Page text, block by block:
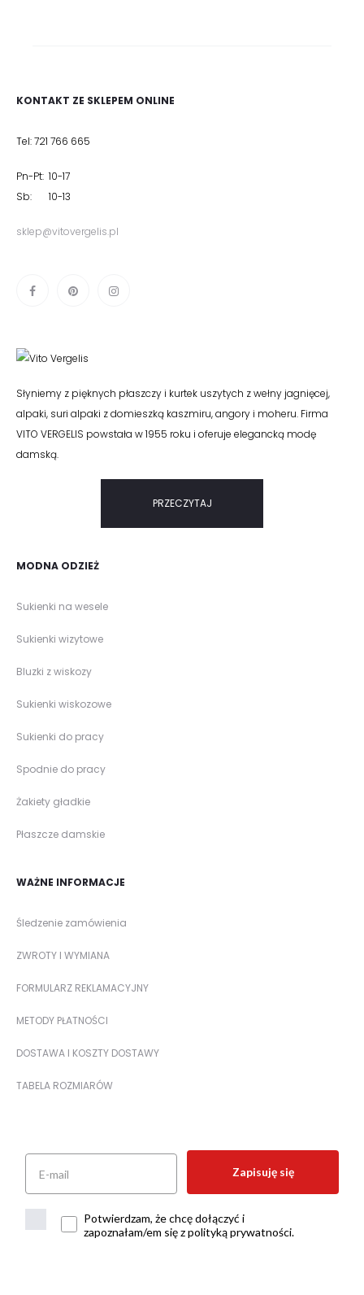
KONTAKT ZE SKLEPEM ONLINE
Tel: 721 766 665
Pn-Pt: 10-17
Sb: 10-13
sklep@vitovergelis.pl
Słyniemy z pięknych płaszczy i kurtek uszytych z wełny jagnięcej,
alpaki, suri alpaki z domieszką kaszmiru, angory i moheru. Firma
VITO VERGELIS powstała w 1955 roku i oferuje elegancką modę
damską.
PRZECZYTAJ
MODNA ODZIEŻ
Sukienki na wesele
Sukienki wizytowe
Bluzki z wiskozy
Sukienki wiskozowe
Sukienki do pracy
Spodnie do pracy
Żakiety gładkie
Płaszcze damskie
WAŻNE INFORMACJE
Śledzenie zamówienia
ZWROTY I WYMIANA
FORMULARZ REKLAMACYJNY
METODY PŁATNOŚCI
DOSTAWA I KOSZTY DOSTAWY
TABELA ROZMIARÓW
Zapisuję się
Potwierdzam, że chcę dołączyć i
zapoznałam/em się z polityką prywatności.